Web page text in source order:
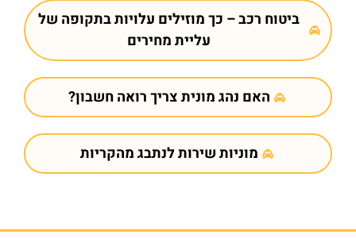
ביטוח רכב – כך מוזילים עלויות בתקופה של
עליית מחירים
האם נהג מונית צריך רואה חשבון?
מוניות שירות לנתבג מהקריות